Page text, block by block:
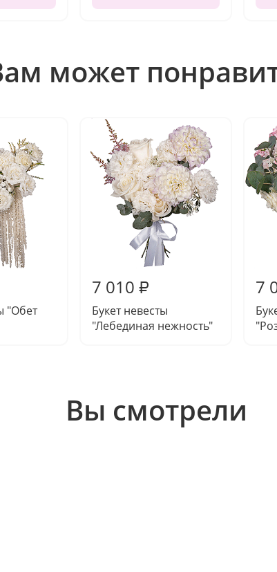
может
"Обет
7 010 ₽
Букет невесты
"Лебединая нежность"
7
Вы смотрели